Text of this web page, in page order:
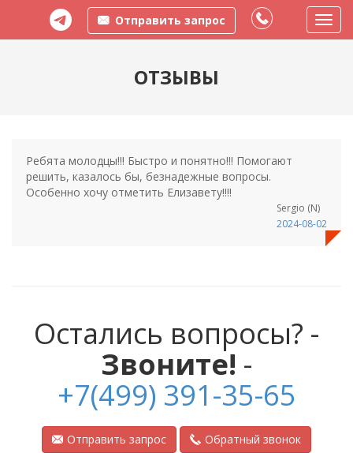
Отправить запрос
меню
ОТЗЫВЫ
Ребята молодцы!!! Быстро и понятно!!! Помогают
решить, казалось бы, безнадежные вопросы.
Особенно хочу отметить Елизавету!!!!
Sergio (N)
2024-08-02
Остались вопросы? -
Звоните! -
+7(499) 391-35-65
Отправить запрос Обратный звонок